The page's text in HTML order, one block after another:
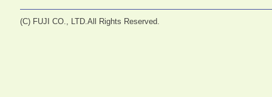
(C) FUJI CO., LTD.All Rights Reserved.